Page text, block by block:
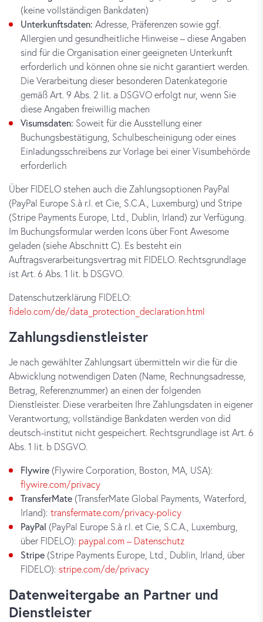
(keine vollständigen Bankdaten)
Unterkunftsdaten: Adresse, Präferenzen sowie ggf.
Allergien und gesundheitliche Hinweise – diese Angaben
sind für die Organisation einer geeigneten Unterkunft
erforderlich und können ohne sie nicht garantiert werden.
Die Verarbeitung dieser besonderen Datenkategorie
gemäß Art. 9 Abs. 2 lit. a DSGVO erfolgt nur, wenn Sie
diese Angaben freiwillig machen
Visumsdaten: Soweit für die Ausstellung einer
Buchungsbestätigung, Schulbescheinigung oder eines
Einladungsschreibens zur Vorlage bei einer Visumbehörde
erforderlich
Über FIDELO stehen auch die Zahlungsoptionen PayPal
(PayPal Europe S.à r.l. et Cie, S.C.A., Luxemburg) und Stripe
(Stripe Payments Europe, Ltd., Dublin, Irland) zur Verfügung.
Im Buchungsformular werden Icons über Font Awesome
geladen (siehe Abschnitt C). Es besteht ein
Auftragsverarbeitungsvertrag mit FIDELO. Rechtsgrundlage
ist Art. 6 Abs. 1 lit. b DSGVO.
Datenschutzerklärung FIDELO:
fidelo.com/de/data_protection_declaration.html
Zahlungsdienstleister
Je nach gewählter Zahlungsart übermitteln wir die für die
Abwicklung notwendigen Daten (Name, Rechnungsadresse,
Betrag, Referenznummer) an einen der folgenden
Dienstleister. Diese verarbeiten Ihre Zahlungsdaten in eigener
Verantwortung; vollständige Bankdaten werden von did
deutsch-institut nicht gespeichert. Rechtsgrundlage ist Art. 6
Abs. 1 lit. b DSGVO.
Flywire (Flywire Corporation, Boston, MA, USA):
flywire.com/privacy
TransferMate (TransferMate Global Payments, Waterford,
Irland): transfermate.com/privacy-policy
PayPal (PayPal Europe S.à r.l. et Cie, S.C.A., Luxemburg,
über FIDELO): paypal.com – Datenschutz
Stripe (Stripe Payments Europe, Ltd., Dublin, Irland, über
FIDELO): stripe.com/de/privacy
Datenweitergabe an Partner und
Dienstleister